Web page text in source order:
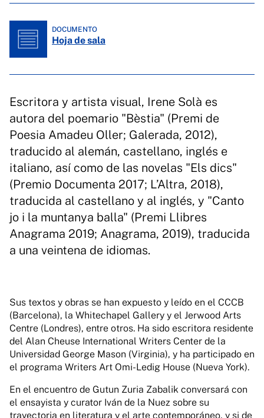
DOCUMENTO
Hoja de sala
Escritora y artista visual, Irene Solà es
autora del poemario "Bèstia" (Premi de
Poesia Amadeu Oller; Galerada, 2012),
traducido al alemán, castellano, inglés e
italiano, así como de las novelas "Els dics"
(Premio Documenta 2017; L’Altra, 2018),
traducida al castellano y al inglés, y "Canto
jo i la muntanya balla" (Premi Llibres
Anagrama 2019; Anagrama, 2019), traducida
a una veintena de idiomas.
Sus textos y obras se han expuesto y leído en el CCCB
(Barcelona), la Whitechapel Gallery y el Jerwood Arts
Centre (Londres), entre otros. Ha sido escritora residente
del Alan Cheuse International Writers Center de la
Universidad George Mason (Virginia), y ha participado en
el programa Writers Art Omi-Ledig House (Nueva York).
En el encuentro de Gutun Zuria Zabalik conversará con
el ensayista y curator Iván de la Nuez sobre su
trayectoria en literatura y el arte contemporáneo, y si de